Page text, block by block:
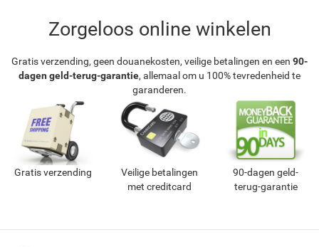
Zorgeloos online winkelen
Gratis verzending, geen douanekosten, veilige betalingen en een 90-
dagen geld-terug-garantie, allemaal om u 100% tevredenheid te
garanderen.
Gratis verzending
Veilige betalingen
met creditcard
90-dagen geld-
terug-garantie